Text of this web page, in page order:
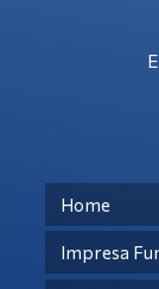
Home
Impresa